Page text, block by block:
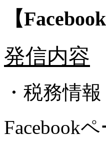
【
発信内容
・税務情報
Facebook